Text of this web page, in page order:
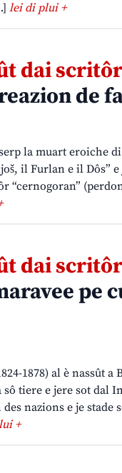
lei di plui +
dai
de
la muart eroiche
il Furlan e il Dôs”
“cernogoran”
dai
pe
1878) al è nassût
tiere e jere sot dal
nazions e je
+